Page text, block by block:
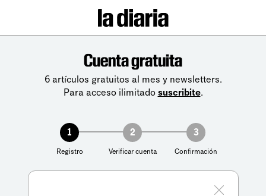
Cuenta gratuita
6 artículos gratuitos al mes y newsletters.
Para acceso ilimitado suscribite.
1
Registro
2
Verificar cuenta
3
Confirmación